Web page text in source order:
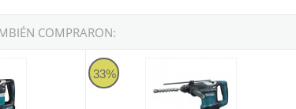
COMPRARON:
DHR400ZKU 40mm 18Vx2
33%
Martillo combinado Makita HR3210C